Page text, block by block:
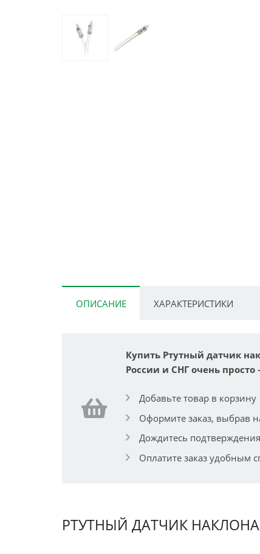
ОПИСАНИЕ ХАРАКТЕРИСТИКИ
Купить Ртутный датчик
России и СНГ очень просто
Добавьте товар в корзину
Оформите заказ, выбрав
Дождитесь
Оплатите заказ удобным
РТУТНЫЙ ДАТЧИК